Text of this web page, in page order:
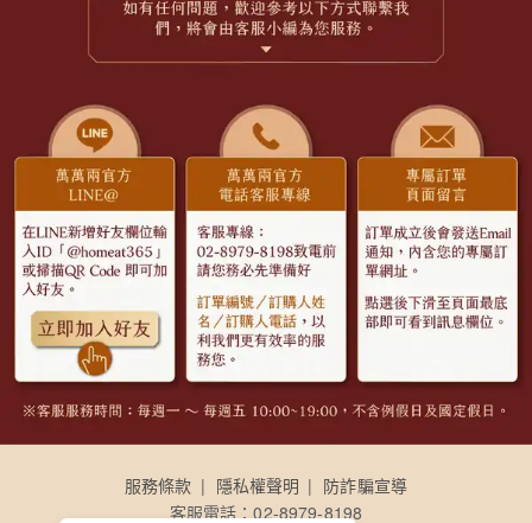
異物出現。 ▶ 內容物與包裝標示不同。
【以下情況不屬於重大瑕疵： 口味不符、商品與想像不符...等個人
流程。僅提供「同品項」做更換。】
※瑕疵商品請先將包裝固定好後並冷凍保存，我們將通知物流收取
貨物。
服務條款 隱私權聲明
防詐騙宣導
客服電話：02-8979-8198